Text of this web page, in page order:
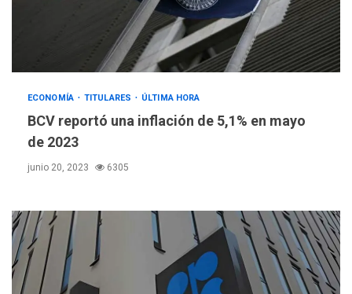
ECONOMÍA TITULARES ÚLTIMA HORA
BCV reportó una inflación de 5,1% en mayo
de 2023
junio 20, 2023 6305